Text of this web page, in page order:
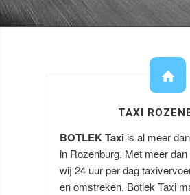
TAXI
BOTLEK Taxi is al meer
in Rozenburg. Met meer dan
wij 24 uur per dag
en omstreken. Botlek Taxi